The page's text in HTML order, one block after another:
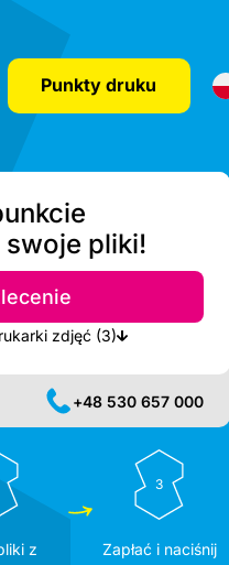
Punkty druku
swoje pliki!
Pokaż najbliższe dostępne drukarki zdjęć (3)
+48 530 657 000
z
3
Zapłać i naciśnij